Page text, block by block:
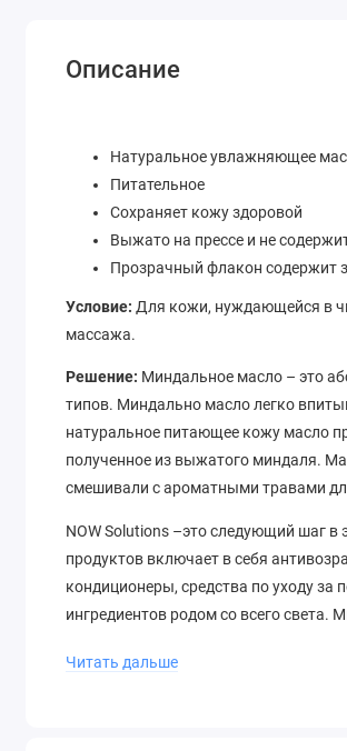
Описание
Натуральное увлажняющее
Питательное
Сохраняет кожу здоровой
Выжато на прессе и не
Прозрачный флакон содержит
Условие: Для кожи, нуждающейся в
массажа.
Решение: Миндальное масло – это
типов. Миндально масло легко
натуральное питающее кожу масло
полученное из выжатого миндаля.
смешивали с ароматными травами
NOW Solutions –это следующий шаг
продуктов включает в себя
кондиционеры, средства по уходу
ингредиентов родом со всего света.
Читать дальше